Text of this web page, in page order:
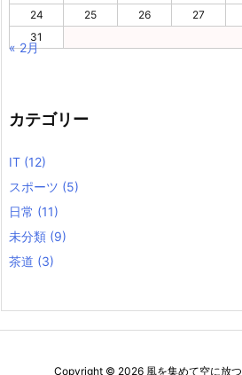
24
25 26 27
31
« 2月
カテゴリー
IT (12)
スポーツ (5)
日常 (11)
未分類 (9)
茶道 (3)
Copyright © 2026 風を集めて空に放つ